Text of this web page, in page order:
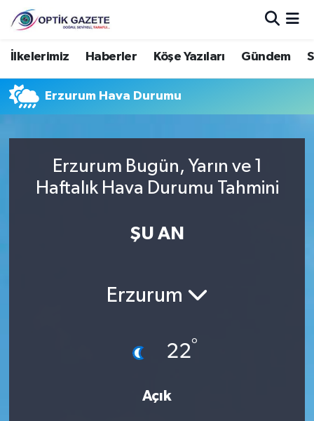
İlkelerimiz Haberler Köşe Yazıları Gündem
Erzurum Hava Durumu
Erzurum Bugün, Yarın ve 1
Haftalık Hava Durumu Tahmini
ŞU AN
Erzurum
22°
Açık
Nöbetçi Eczaneler
Hava Durumu
Trafik Durumu
Süper Lig Puan Durumu ve Fikstür